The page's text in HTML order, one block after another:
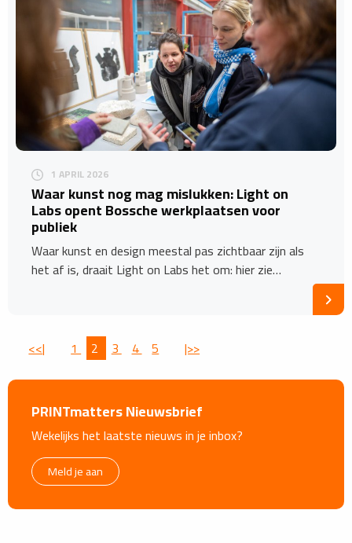
1 APRIL 2026
Waar kunst nog mag mislukken: Light on
Labs opent Bossche werkplaatsen voor
publiek
Waar kunst en design meestal pas zichtbaar zijn als
het af is, draait Light on Labs het om: hier zie…
<<| 1 2 3 4 5 |>>
PRINTmatters Nieuwsbrief
Wekelijks het laatste nieuws in je inbox?
Meld je aan